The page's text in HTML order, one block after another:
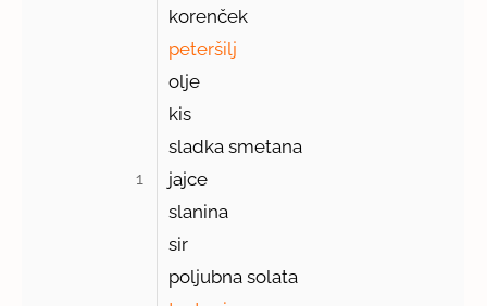
korenček
peteršilj
olje
kis
sladka smetana
1
jajce
slanina
sir
poljubna solata